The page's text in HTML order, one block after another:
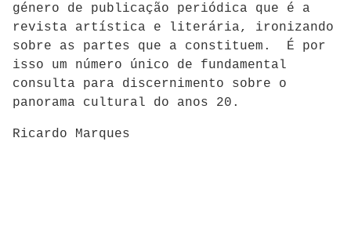
género de publicação periódica que é a
revista artística e literária, ironizando
sobre as partes que a constituem. É por
isso um número único de fundamental
consulta para discernimento sobre o
panorama cultural do anos 20.
Ricardo Marques